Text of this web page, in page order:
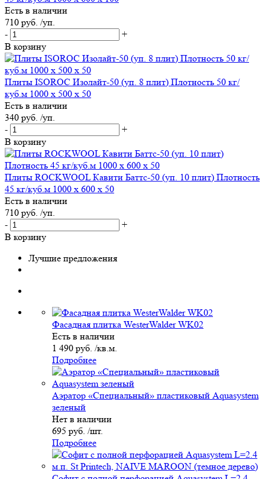
Есть в наличии
710 руб. /уп.
-
+
В корзину
Плиты ISOROC Изолайт-50 (уп. 8 плит) Плотность 50 кг/
куб.м 1000 х 500 х 50
Есть в наличии
340 руб. /уп.
-
+
В корзину
Плиты ROCKWOOL Кавити Баттс-50 (уп. 10 плит) Плотность
45 кг/куб.м 1000 х 600 х 50
Есть в наличии
710 руб. /уп.
-
+
В корзину
Лучшие предложения
Фасадная плитка WesterWalder WK02
Есть в наличии
1 490 руб. /кв.м.
Подробнее
Аэратор «Специальный» пластиковый Aquasystem
зеленый
Нет в наличии
695 руб. /шт.
Подробнее